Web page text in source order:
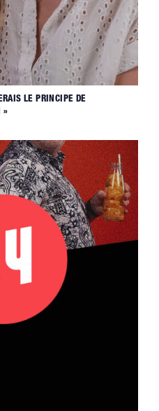
LE PRINCIPE DE
»